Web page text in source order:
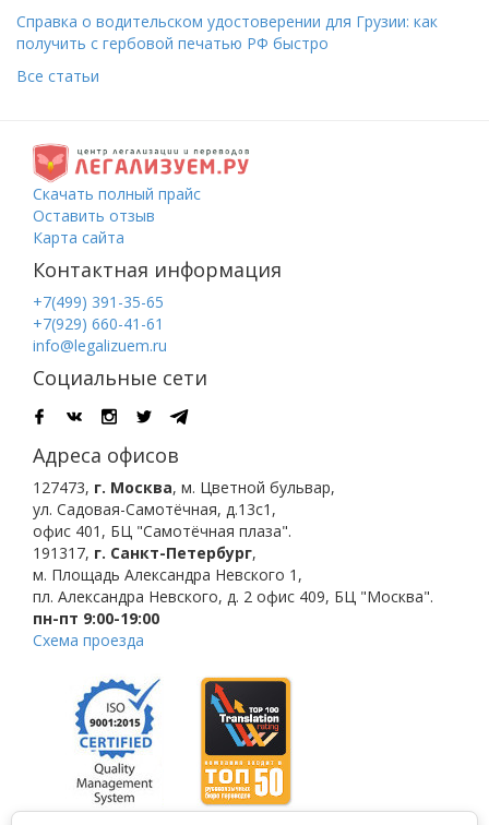
Справка о водительском удостоверении для Грузии: как
получить с гербовой печатью РФ быстро
Все статьи
Скачать полный прайс
Оставить отзыв
Карта сайта
Контактная информация
+7(499) 391-35-65
+7(929) 660-41-61
info@legalizuem.ru
Социальные сети
Адреса офисов
127473, г. Москва, м. Цветной бульвар,
ул. Садовая-Самотёчная, д.13с1,
офис 401, БЦ "Самотёчная плаза".
191317, г. Санкт-Петербург,
м. Площадь Александра Невского 1 ,
пл. Александра Невского, д. 2 офис 409, БЦ "Москва".
пн-пт 9:00-19:00
Схема проезда